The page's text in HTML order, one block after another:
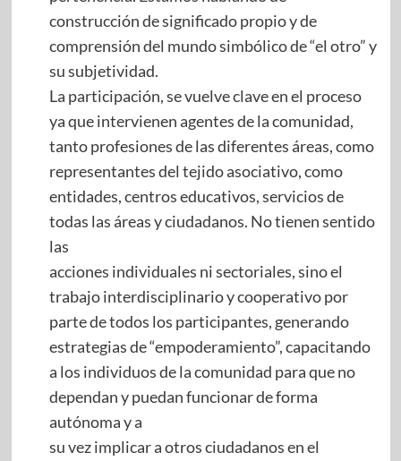
construcción de significado propio y de
comprensión del mundo simbólico de “el otro” y
su subjetividad.
La participación, se vuelve clave en el proceso
ya que intervienen agentes de la comunidad,
tanto profesiones de las diferentes áreas, como
representantes del tejido asociativo, como
entidades, centros educativos, servicios de
todas las áreas y ciudadanos. No tienen sentido
las
acciones individuales ni sectoriales, sino el
trabajo interdisciplinario y cooperativo por
parte de todos los participantes, generando
estrategias de “empoderamiento”, capacitando
a los individuos de la comunidad para que no
dependan y puedan funcionar de forma
autónoma y a
su vez implicar a otros ciudadanos en el